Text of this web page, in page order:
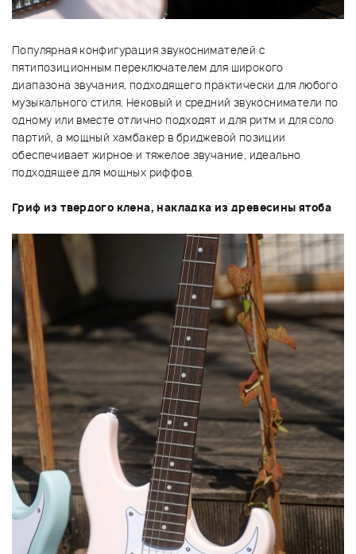
Популярная конфигурация звукоснимателей с
пятипозиционным переключателем для широкого
диапазона звучания, подходящего практически для любого
музыкального стиля. Нековый и средний звукосниматели по
одному или вместе отлично подходят и для ритм и для соло
партий, а мощный хамбакер в бриджевой позиции
обеспечивает жирное и тяжелое звучание, идеально
подходящее для мощных риффов.
Гриф из твердого клена, накладка из древесины ятоба